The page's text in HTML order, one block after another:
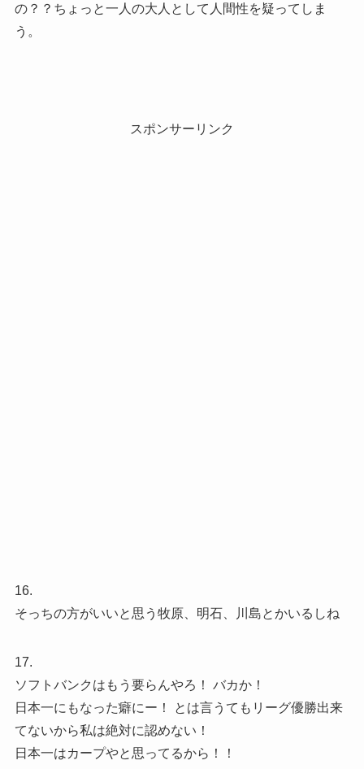
の？？ちょっと一人の大人として人間性を疑ってしま
う。
スポンサーリンク
16.
そっちの方がいいと思う牧原、明石、川島とかいるしね
17.
ソフトバンクはもう要らんやろ！ バカか！
日本一にもなった癖にー！ とは言うてもリーグ優勝出来
てないから私は絶対に認めない！
日本一はカープやと思ってるから！！